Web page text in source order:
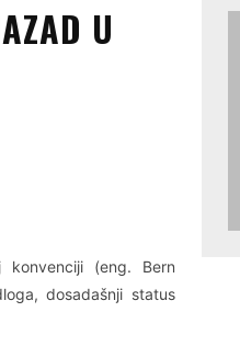
U
konvenciji (eng. Bern
dosadašnji status